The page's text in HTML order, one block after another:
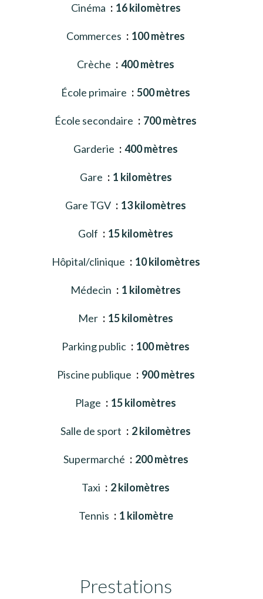
Cinéma 16 kilomètres
Commerces 100 mètres
Crèche 400 mètres
École primaire 500 mètres
École secondaire 700 mètres
Garderie 400 mètres
Gare 1 kilomètres
Gare TGV 13 kilomètres
Golf 15 kilomètres
Hôpital/clinique 10 kilomètres
Médecin 1 kilomètres
Mer 15 kilomètres
Parking public 100 mètres
Piscine publique 900 mètres
Plage 15 kilomètres
Salle de sport 2 kilomètres
Supermarché 200 mètres
Taxi 2 kilomètres
Tennis 1 kilomètre
Prestations